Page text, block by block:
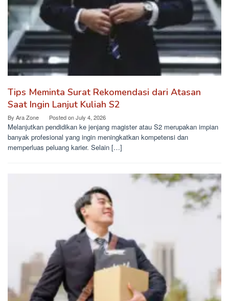
Tips Meminta Surat Rekomendasi dari Atasan
Saat Ingin Lanjut Kuliah S2
By Ara Zone Posted onJuly 4, 2026
Melanjutkan pendidikan ke jenjang magister atau S2 merupakan impian
banyak profesional yang ingin meningkatkan kompetensi dan
memperluas peluang karier. Selain […]